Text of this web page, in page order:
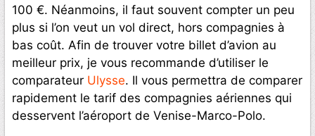
100 €. Néanmoins, il faut souvent compter un peu
plus si l’on veut un vol direct, hors compagnies à
bas coût. Afin de trouver votre billet d’avion au
meilleur prix, je vous recommande d’utiliser le
comparateur Ulysse. Il vous permettra de comparer
rapidement le tarif des compagnies aériennes qui
desservent l’aéroport de Venise-Marco-Polo.